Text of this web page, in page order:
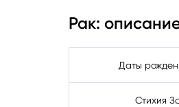
Рак:
Даты
Стихия